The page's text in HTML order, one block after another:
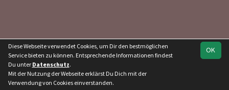
OK
Diese Webseite verwendet Cookies, um Dir den bestmöglichen
Service bieten zu können. Entsprechende Informationen findest
Du unter Datenschutz.
Mit der Nutzung der Webseite erklärst Du Dich mit der
Verwendung von Cookies einverstanden.